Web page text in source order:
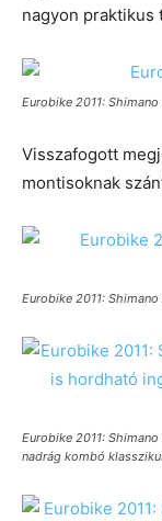
nagyon praktikus
Eurobike 2011:
Visszafogott
montisoknak
Eurobike 2011:
Eurobike 2011:
nadrág kombó